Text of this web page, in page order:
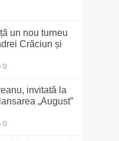
un nou turneu
Crăciun și
0
invitată la
„August”
0